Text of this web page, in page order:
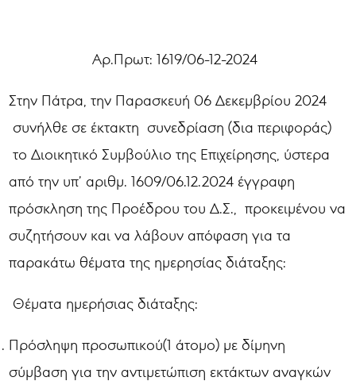
Αρ.Πρωτ: 1619/06-12-2024
Στην Πάτρα, την Παρασκευή 06 Δεκεμβρίου 2024
συνήλθε σε έκτακτη συνεδρίαση (δια περιφοράς)
το Διοικητικό Συμβούλιο της Επιχείρησης, ύστερα
από την υπ’ αριθμ. 1609/06.12.2024 έγγραφη
πρόσκληση της Προέδρου του Δ.Σ., προκειμένου να
συζητήσουν και να λάβουν απόφαση για τα
παρακάτω θέματα της ημερησίας διάταξης:
Θέματα ημερήσιας διάταξης:
Πρόσληψη προσωπικού(1 άτομο) με δίμηνη
σύμβαση για την αντιμετώπιση εκτάκτων αναγκών